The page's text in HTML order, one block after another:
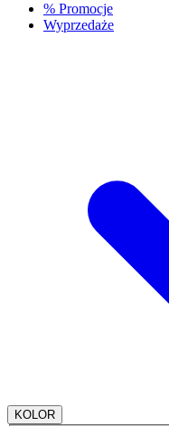
% Promocje
Wyprzedaże
KOLOR